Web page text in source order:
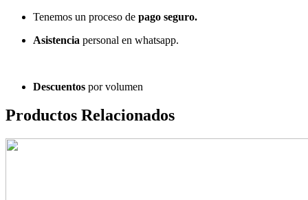
Tenemos un proceso de pago seguro.
Asistencia personal en whatsapp.
Descuentos por volumen
Productos Relacionados